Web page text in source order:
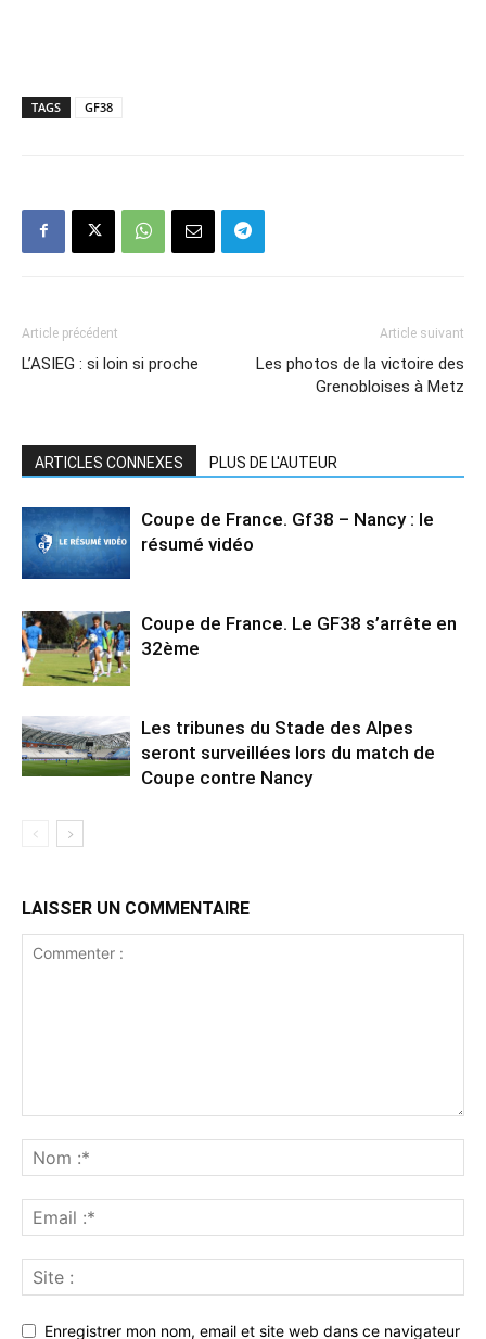
TAGS GF38
Article précédent
L’ASIEG : si loin si proche
Article suivant
Les photos de la victoire des
Grenobloises à Metz
ARTICLES CONNEXES PLUS DE L'AUTEUR
Coupe de France. Gf38 – Nancy : le
résumé vidéo
Coupe de France. Le GF38 s’arrête en
32ème
Les tribunes du Stade des Alpes
seront surveillées lors du match de
Coupe contre Nancy
LAISSER UN COMMENTAIRE
Enregistrer mon nom, email et site web dans ce navigateur